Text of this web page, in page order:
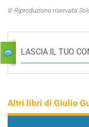
© Riproduzione riservata
LASCIA IL TUO
Altri libri di Giulio